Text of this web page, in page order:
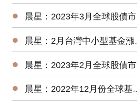
● 晨星：2023年3月全球股債市展望
● 晨星：2月台灣中小型基金漲逾4%，債券基金全軍覆沒
● 晨星：2023年2月全球股債市展望
● 晨星：2022年12月份全球基金市場年報